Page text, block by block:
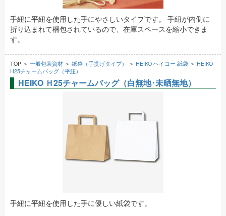
手紐に平紐を使用した手にやさしいタイプです。 手紐が内側に
折り込まれて梱包されているので、在庫スペースを縮小できま
す。
TOP ＞ 一般包装資材 ＞ 紙袋（手提げタイプ） ＞ HEIKO ヘイコー 紙袋 ＞ HEIKO
H25チャームバッグ（平紐）
HEIKO Ｈ25チャームバッグ（白無地･未晒無地）
手紐に平紐を使用した手に優しい紙袋です。